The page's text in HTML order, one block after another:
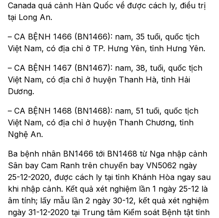
Canada quá cảnh Hàn Quốc về được cách ly, điều trị
tại Long An.
– CA BỆNH 1466 (BN1466): nam, 35 tuổi, quốc tịch
Việt Nam, có địa chỉ ở TP. Hưng Yên, tỉnh Hưng Yên.
– CA BỆNH 1467 (BN1467): nam, 38, tuổi, quốc tịch
Việt Nam, có địa chỉ ở huyện Thanh Hà, tỉnh Hải
Dương.
– CA BỆNH 1468 (BN1468): nam, 51 tuổi, quốc tịch
Việt Nam, có địa chỉ ở huyện Thanh Chương, tỉnh
Nghệ An.
Ba bệnh nhân BN1466 tới BN1468 từ Nga nhập cảnh
Sân bay Cam Ranh trên chuyến bay VN5062 ngày
25-12-2020, được cách ly tại tỉnh Khánh Hòa ngay sau
khi nhập cảnh. Kết quả xét nghiệm lần 1 ngày 25-12 là
âm tính; lấy mẫu lần 2 ngày 30-12, kết quả xét nghiệm
ngày 31-12-2020 tại Trung tâm Kiểm soát Bệnh tật tỉnh